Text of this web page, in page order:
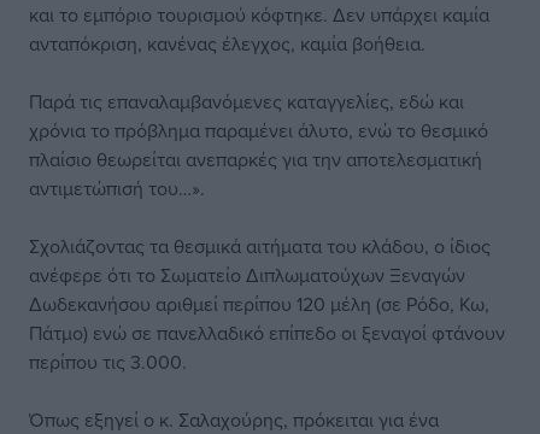
και το εμπόριο τουρισμού κόφτηκε. Δεν υπάρχει καμία
ανταπόκριση, κανένας έλεγχος, καμία βοήθεια.
Παρά τις επαναλαμβανόμενες καταγγελίες, εδώ και
χρόνια το πρόβλημα παραμένει άλυτο, ενώ το θεσμικό
πλαίσιο θεωρείται ανεπαρκές για την αποτελεσματική
αντιμετώπισή του…».
Σχολιάζοντας τα θεσμικά αιτήματα του κλάδου, ο ίδιος
ανέφερε ότι το Σωματείο Διπλωματούχων Ξεναγών
Δωδεκανήσου αριθμεί περίπου 120 μέλη (σε Ρόδο, Κω,
Πάτμο) ενώ σε πανελλαδικό επίπεδο οι ξεναγοί φτάνουν
περίπου τις 3.000.
Όπως εξηγεί ο κ. Σαλαχούρης, πρόκειται για ένα